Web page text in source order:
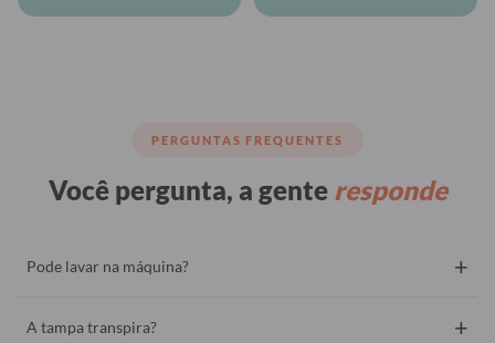
PERGUNTAS FREQUENTES
Você pergunta, a gente responde
Pode lavar na máquina? +
A tampa transpira? +